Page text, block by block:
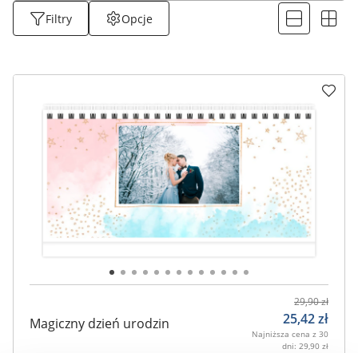
Filtry Opcje
Magiczny dzień urodzin
29,90zł
25,42zł
Najniższa cena z 30
dni: 29,90 zł